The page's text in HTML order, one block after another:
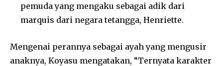
pemuda yang mengaku sebagai adik dari
marquis dari negara tetangga, Henriette.
Mengenai perannya sebagai ayah yang mengusir
anaknya, Koyasu mengatakan, “Ternyata karakter